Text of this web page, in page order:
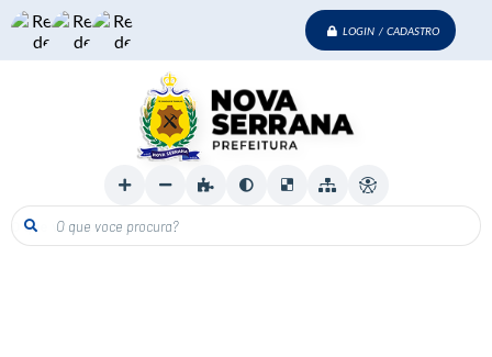
LOGIN / CADASTRO
O que voce procura?